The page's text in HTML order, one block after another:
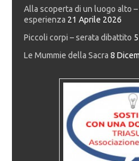
Alla scoperta di un luogo alto
esperienza 21 Aprile 2026
Piccoli corpi – serata dibattito
Le Mummie della Sacra 8